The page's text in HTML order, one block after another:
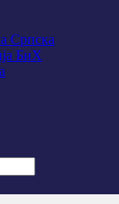
Српска
БиХ